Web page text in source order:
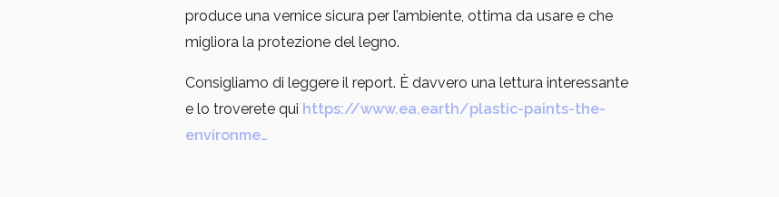
produce una vernice sicura per l’ambiente, ottima da usare e che
migliora la protezione del legno.
Consigliamo di leggere il report. È davvero una lettura interessante
e lo troverete qui https://www.ea.earth/plastic-paints-the-
environme…